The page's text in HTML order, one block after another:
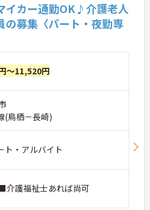
イカー通勤OK♪介護老人
の募集〈パート・夜勤専
～11,520円
(鳥栖－長崎)
ト・アルバイト
護福祉士あれば尚可